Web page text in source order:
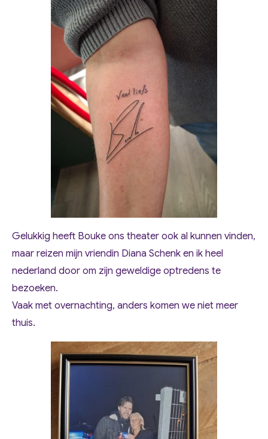
Gelukkig heeft Bouke ons theater ook al kunnen vinden,
maar reizen mijn vriendin Diana Schenk en ik heel
nederland door om zijn geweldige optredens te
bezoeken.
Vaak met overnachting, anders komen we niet meer
thuis.